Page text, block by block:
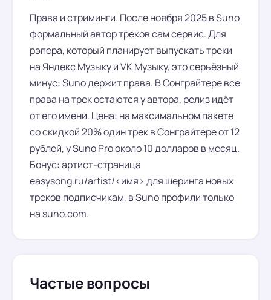
Права и стриминги. После ноября 2025 в Suno
формальный автор треков сам сервис. Для
рэпера, который планирует выпускать треки
на Яндекс Музыку и VK Музыку, это серьёзный
минус: Suno держит права. В Сонграйтере все
права на трек остаются у автора, релиз идёт
от его имени. Цена: на максимальном пакете
со скидкой 20% один трек в Сонграйтере от 12
рублей, у Suno Pro около 10 долларов в месяц.
Бонус: артист-страница
easysong.ru/artist/<имя> для шеринга новых
треков подписчикам, в Suno профили только
на suno.com.
Частые вопросы